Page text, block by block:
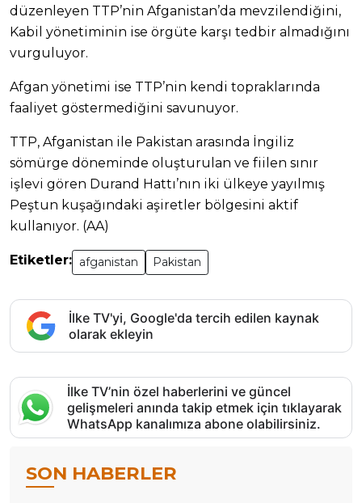
düzenleyen TTP’nin Afganistan’da mevzilendiğini,
Kabil yönetiminin ise örgüte karşı tedbir almadığını
vurguluyor.
Afgan yönetimi ise TTP’nin kendi topraklarında
faaliyet göstermediğini savunuyor.
TTP, Afganistan ile Pakistan arasında İngiliz
sömürge döneminde oluşturulan ve fiilen sınır
işlevi gören Durand Hattı’nın iki ülkeye yayılmış
Peştun kuşağındaki aşiretler bölgesini aktif
kullanıyor. (AA)
Etiketler: afganistan Pakistan
İlke TV'yi, Google'da tercih edilen kaynak
olarak ekleyin
İlke TV’nin özel haberlerini ve güncel
gelişmeleri anında takip etmek için tıklayarak
WhatsApp kanalımıza abone olabilirsiniz.
SON HABERLER